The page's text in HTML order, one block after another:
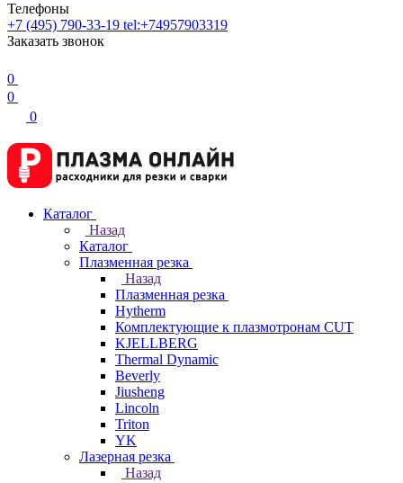
Телефоны
+7 (495) 790-33-19 tel:+74957903319
Заказать звонок
0
0
0
Каталог
Назад
Каталог
Плазменная резка
Назад
Плазменная резка
Hytherm
Комплектующие к плазмотронам CUT
KJELLBERG
Thermal Dynamic
Beverly
Jiusheng
Lincoln
Triton
YK
Лазерная резка
Назад